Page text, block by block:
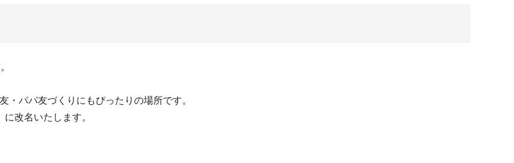
・パパ友づくりにもぴったりの場所です。
改名いたします。